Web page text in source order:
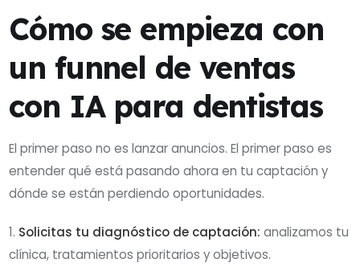
Cómo se empieza con
un funnel de ventas
con IA para dentistas
El primer paso no es lanzar anuncios. El primer paso es
entender qué está pasando ahora en tu captación y
dónde se están perdiendo oportunidades.
Solicitas tu diagnóstico de captación: analizamos tu
clínica, tratamientos prioritarios y objetivos.